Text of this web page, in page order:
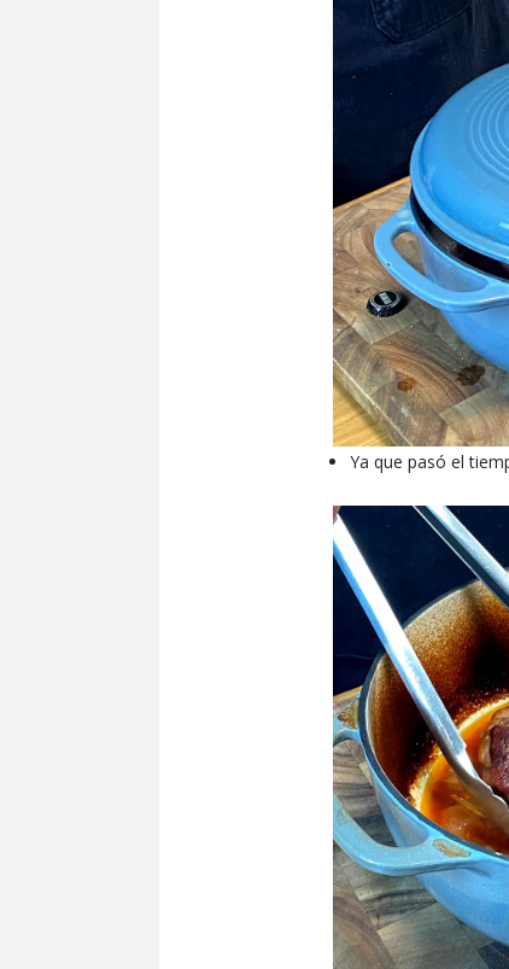
Ya que pasó el